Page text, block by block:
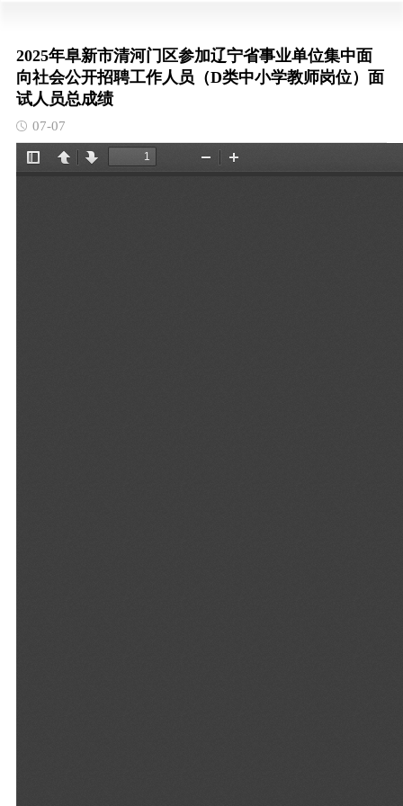
2025年阜新市清河门区参加辽宁省事业单位集中面
向社会公开招聘工作人员（D类中小学教师岗位）面
试人员总成绩
07-07